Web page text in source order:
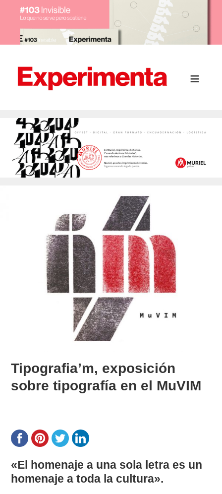
Tipografia’m, exposición
sobre tipografía en el MuVIM
«El homenaje a una sola letra es un
homenaje a toda la cultura».